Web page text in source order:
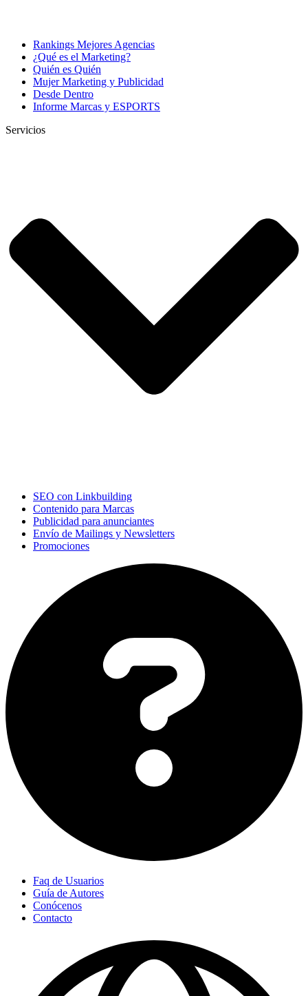
Rankings Mejores Agencias
¿Qué es el Marketing?
Quién es Quién
Mujer Marketing y Publicidad
Desde Dentro
Informe Marcas y ESPORTS
Servicios
SEO con Linkbuilding
Contenido para Marcas
Publicidad para anunciantes
Envío de Mailings y Newsletters
Promociones
Faq de Usuarios
Guía de Autores
Conócenos
Contacto